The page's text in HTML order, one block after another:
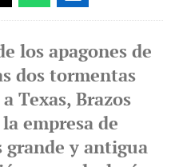
los apagones de
dos tormentas
Texas, Brazos
empresa de
grande y antigua